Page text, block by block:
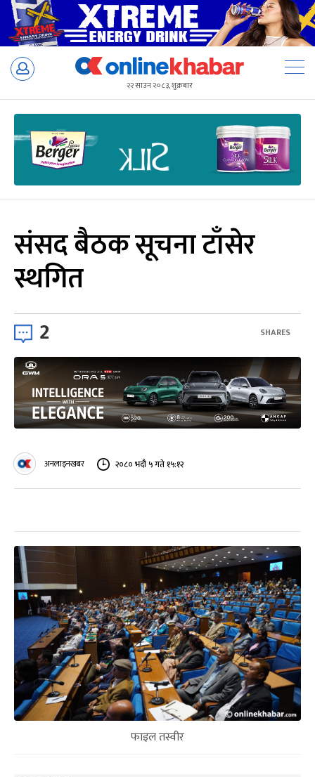
Skip
२२ साउन २०८३, शुक्रबार
संसद बैठक सूचना टाँसेर
स्थगित
2 SHARES
अनलाइनखबर २०८० भदौ ५ गते १५:१२
फाइल तस्वीर